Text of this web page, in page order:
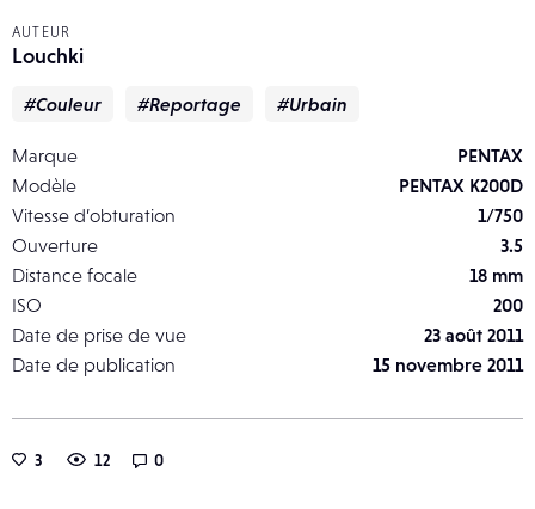
AUTEUR
Louchki
#Couleur #Reportage #Urbain
Marque
PENTAX
Modèle
PENTAX K200D
Vitesse d’obturation
1/750
Ouverture
3.5
Distance focale
18 mm
ISO
200
Date de prise de vue
23 août 2011
Date de publication
15 novembre 2011
3 12 0